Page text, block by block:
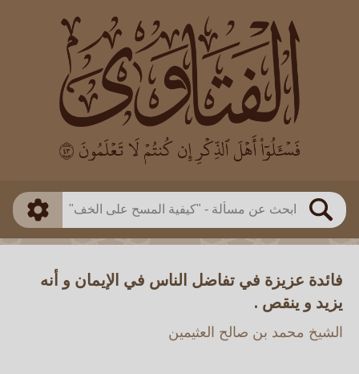
بحث
العالم
بن باز
بن العثيمين
اللجنة الدائمة
طريقة البحث
ذكي
فائدة عزيزة في تفاضل الناس في الإيمان و أنه
يزيد و ينقص .
الشيخ محمد بن صالح العثيمين